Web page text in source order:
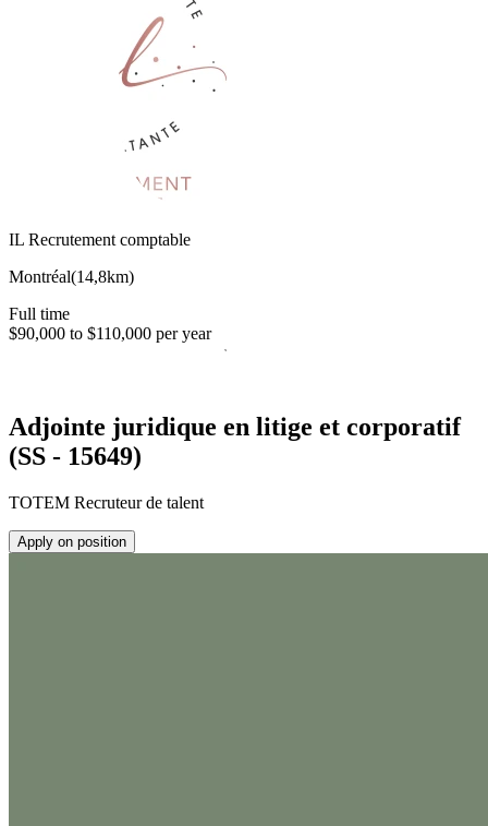
IL Recrutement comptable
Montréal(14,8km)
Full time
$90,000 to $110,000 per year
Adjointe juridique en litige et corporatif
(SS - 15649)
TOTEM Recruteur de talent
Apply on position